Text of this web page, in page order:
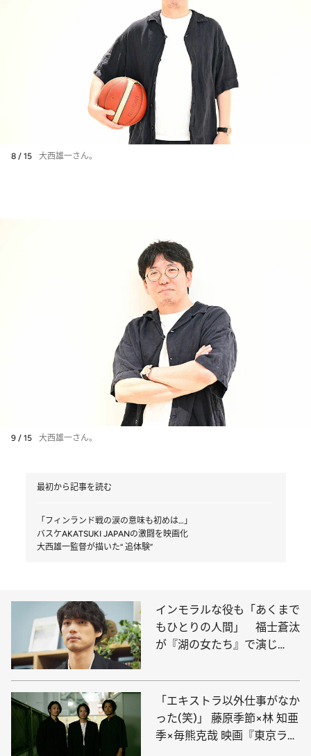
8 / 15 大西雄一さん。
9 / 15 大西雄一さん。
最初から記事を読む
「フィンランド戦の涙の意味も初めは…」
バスケAKATSUKI JAPANの激闘を映画化
大西雄一監督が描いた“ 追体験”
インモラルな役も「あくまで
もひとりの人間」 福士蒼汰
が『湖の女たち』で演じ
「エキストラ以外仕事がなか
った(笑)」 藤原季節×林 知亜
季×毎熊克哉 映画『東京ラン